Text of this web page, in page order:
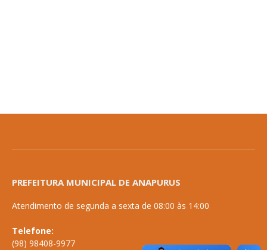
PREFEITURA MUNICIPAL DE ANAPURUS
Atendimento de segunda a sexta de 08:00 às 14:00
Telefone:
(98) 98408-9977